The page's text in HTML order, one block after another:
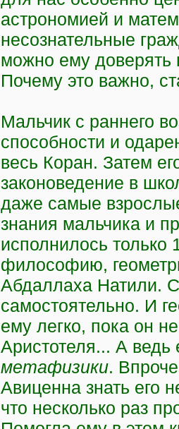
астрономией и
несознательные
можно ему доверять
Почему это важно,
Мальчик с раннего
способности и
весь Коран. Затем
законоведение в
даже самые
знания мальчика и
исполнилось только
философию,
Абдаллаха Натили.
самостоятельно. И
ему легко, пока он
Аристотеля... А
метафизики.
Авиценна знать его
что несколько раз